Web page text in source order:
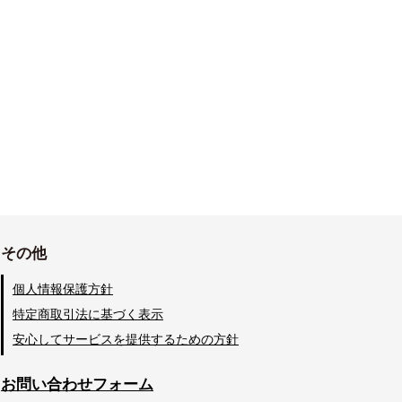
その他
個人情報保護方針
特定商取引法に基づく表示
安心してサービスを提供するための方針
お問い合わせフォーム